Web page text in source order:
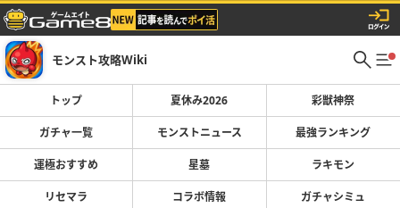
モンスト攻略Wiki
トップ 夏休み2026 彩獣神祭
ガチャ一覧 モンストニュース 最強ランキング
運極おすすめ 星墓 ラキモン
リセマラ コラボ情報 ガチャシミュ